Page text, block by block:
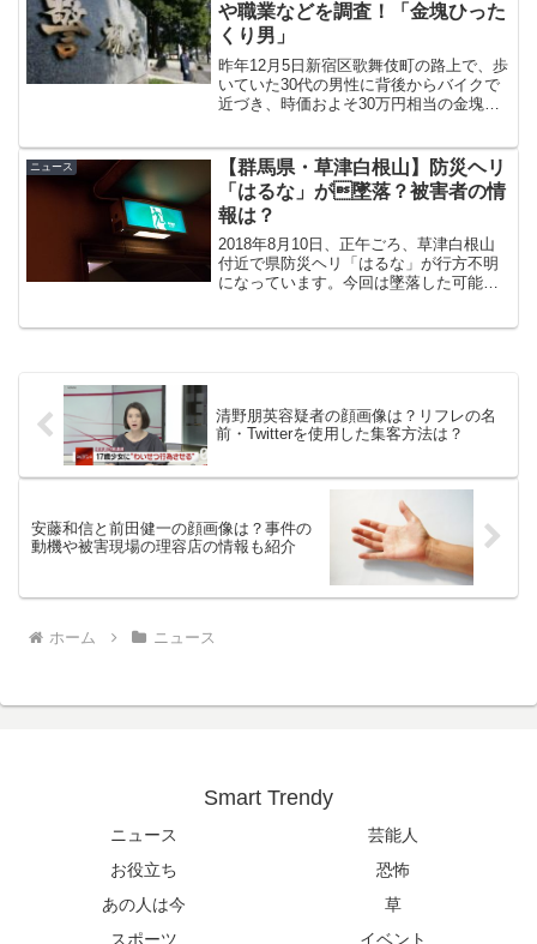
や職業などを調査！「金塊ひった
くり男」
昨年12月5日新宿区歌舞伎町の路上で、歩
いていた30代の男性に背後からバイクで
近づき、時価およそ30万円相当の金塊な
ました。今回はそんな高橋元気容疑者の
顔画像やSNS...
ニュース
【群馬県・草津白根山】防災ヘリ
「はるな」が墜落？被害者の情
報は？
2018年8月10日、正午ごろ、草津白根山
付近で県防災ヘリ「はるな」が行方不明
になっています。今回は墜落した可能性
清野朋英容疑者の顔画像は？リフレの名
前・Twitterを使用した集客方法は？
安藤和信と前田健一の顔画像は？事件の
動機や被害現場の理容店の情報も紹介
ホーム ニュース
Smart Trendy
ニュース
芸能人
お役立ち
恐怖
あの人は今
草
スポーツ
イベント